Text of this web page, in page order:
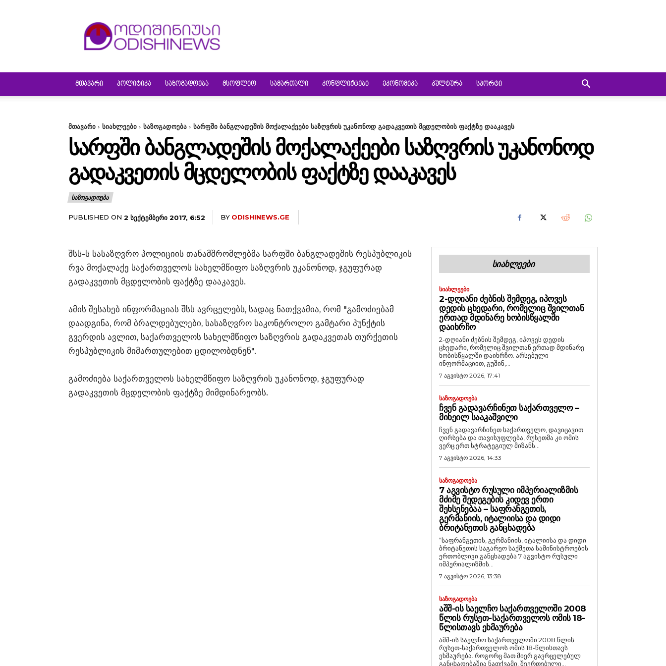
ᲛᲗᲐᲕᲐᲠᲘ ᲞᲝᲚᲘᲢᲘᲙᲐ ᲡᲐᲖᲝᲒᲐᲓᲝᲔᲑᲐ ᲛᲡᲝᲤᲚᲘᲝ ᲡᲐᲛᲐᲠᲗᲐᲚᲘ ᲙᲝᲜᲤᲚᲘᲥᲢᲔᲑᲘ ᲔᲙᲝᲜᲝᲛᲘᲙᲐ ᲙᲣᲚᲢᲣᲠᲐ ᲡᲞᲝᲠᲢᲘ
მთავარი სიახლეები საზოგადოება სარფში ბანგლადეშის მოქალაქეები საზღვრის უკანონოდ გადაკვეთის მცდელობის ფაქტზე დააკავეს
ᲡᲐᲠᲤᲨᲘ ᲑᲐᲜᲒᲚᲐᲓᲔᲨᲘᲡ ᲛᲝᲥᲐᲚᲐᲥᲔᲔᲑᲘ ᲡᲐᲖᲦᲕᲠᲘᲡ ᲣᲙᲐᲜᲝᲜᲝᲓ
ᲒᲐᲓᲐᲙᲕᲔᲗᲘᲡ ᲛᲪᲓᲔᲚᲝᲑᲘᲡ ᲤᲐᲥᲢᲖᲔ ᲓᲐᲐᲙᲐᲕᲔᲡ
ᲡᲐᲖᲝᲒᲐᲓᲝᲔᲑᲐ
PUBLISHED ON 2 ᲡᲔᲥᲢᲔᲛᲑᲔᲠᲘ 2017, 6:52 BY ODISHINEWS.GE
შსს-ს სასაზღვრო პოლიციის თანამშრომლებმა სარფში ბანგლადეშის რესპუბლიკის
რვა მოქალაქე საქართველოს სახელმწიფო საზღვრის უკანონოდ, ჯგუფურად
გადაკვეთის მცდელობის ფაქტზე დააკავეს.
ამის შესახებ ინფორმაციას შსს ავრცელებს, სადაც ნათქვამია, რომ "გამოძიებამ
დაადგინა, რომ ბრალდებულები, სასაზღვრო საკონტროლო გამტარი პუნქტის
გვერდის ავლით, საქართველოს სახელმწიფო საზღვრის გადაკვეთას თურქეთის
რესპუბლიკის მიმართულებით ცდილობდნენ".
გამოძიება საქართველოს სახელმწიფო საზღვრის უკანონოდ, ჯგუფურად
გადაკვეთის მცდელობის ფაქტზე მიმდინარეობს.
ᲡᲘᲐᲮᲚᲔᲔᲑᲘ
ᲡᲘᲐᲮᲚᲔᲔᲑᲘ
2-ᲓᲦᲘᲐᲜᲘ ᲫᲔᲑᲜᲘᲡ ᲨᲔᲛᲓᲔᲒ, ᲘᲞᲝᲕᲔᲡ
ᲓᲔᲓᲘᲡ ᲪᲮᲔᲓᲐᲠᲘ, ᲠᲝᲛᲔᲚᲘᲪ ᲨᲕᲘᲚᲗᲐᲜ
ᲔᲠᲗᲐᲓ ᲛᲓᲘᲜᲐᲠᲔ ᲮᲝᲑᲘᲡᲬᲧᲐᲚᲨᲘ
ᲓᲐᲘᲮᲠᲩᲝ
2-დღიანი ძებნის შემდეგ, იპოვეს დედის
ცხედარი, რომელიც შვილთან ერთად მდინარე
ხობისწყალში დაიხრჩო. არსებული
ინფორმაციით, გუშინ,...
7 აგვისტო 2026, 17:41
ᲡᲐᲖᲝᲒᲐᲓᲝᲔᲑᲐ
ᲩᲕᲔᲜ ᲒᲐᲓᲐᲕᲐᲠᲩᲘᲜᲔᲗ ᲡᲐᲥᲐᲠᲗᲕᲔᲚᲝ –
ᲛᲘᲮᲔᲘᲚ ᲡᲐᲐᲙᲐᲨᲕᲘᲚᲘ
ჩვენ გადავარჩინეთ საქართველო, დავიცავით
ღირსება და თავისუფლება, რუსეთმა კი ომის
ვერც ერთ სტრატეგიულ მიზანს...
7 აგვისტო 2026, 14:33
ᲡᲐᲖᲝᲒᲐᲓᲝᲔᲑᲐ
7 ᲐᲒᲕᲘᲡᲢᲝ ᲠᲣᲡᲣᲚᲘ ᲘᲛᲞᲔᲠᲘᲐᲚᲘᲖᲛᲘᲡ
ᲛᲫᲘᲛᲔ ᲨᲔᲓᲔᲒᲔᲑᲘᲡ ᲙᲘᲓᲔᲕ ᲔᲠᲗᲘ
ᲨᲔᲮᲡᲔᲜᲔᲑᲐᲐ – ᲡᲐᲤᲠᲐᲜᲒᲔᲗᲘᲡ,
ᲒᲔᲠᲛᲐᲜᲘᲘᲡ, ᲘᲢᲐᲚᲘᲘᲡᲐ ᲓᲐ ᲓᲘᲓᲘ
ᲑᲠᲘᲢᲐᲜᲔᲗᲘᲡ ᲒᲐᲜᲪᲮᲐᲓᲔᲑᲐ
“საფრანგეთის, გერმანიის, იტალიისა და დიდი
ბრიტანეთის საგარეო საქმეთა სამინისტროების
ერთობლივი განცხადება 7 აგვისტო რუსული
იმპერიალიზმის...
7 აგვისტო 2026, 13:38
ᲡᲐᲖᲝᲒᲐᲓᲝᲔᲑᲐ
ᲐᲨᲨ-ᲘᲡ ᲡᲐᲔᲚᲩᲝ ᲡᲐᲥᲐᲠᲗᲕᲔᲚᲝᲨᲘ 2008
ᲬᲚᲘᲡ ᲠᲣᲡᲔᲗ-ᲡᲐᲥᲐᲠᲗᲕᲔᲚᲝᲡ ᲝᲛᲘᲡ 18-
ᲬᲚᲘᲡᲗᲐᲕᲡ ᲔᲮᲛᲐᲣᲠᲔᲑᲐ
აშშ-ის საელჩო საქართველოში 2008 წლის
რუსეთ-საქართველოს ომის 18-წლისთავს
ეხმაურება. როგორც მათ მიერ გავრცელებულ
განცხადებაშია ნათქვამი, შეერთებული...